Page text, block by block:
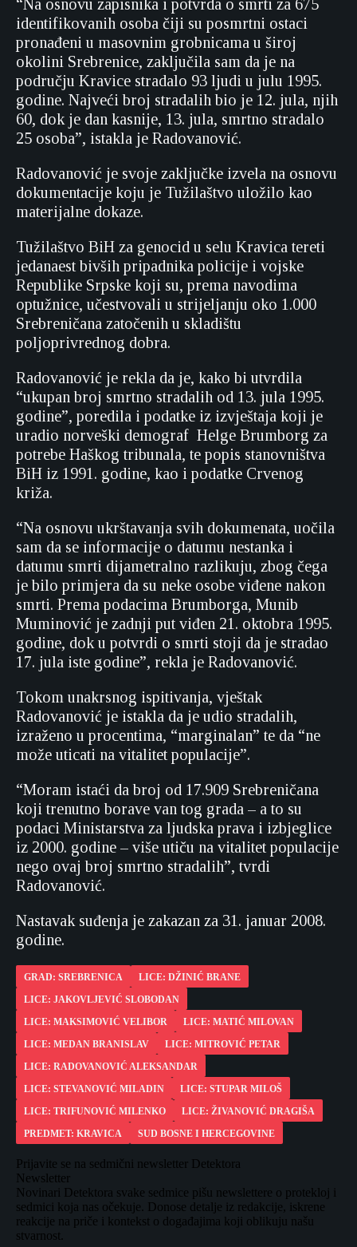
“Na osnovu zapisnika i potvrda o smrti za 675
identifikovanih osoba čiji su posmrtni ostaci
pronađeni u masovnim grobnicama u široj
okolini Srebrenice, zaključila sam da je na
području Kravice stradalo 93 ljudi u julu 1995.
godine. Najveći broj stradalih bio je 12. jula, njih
60, dok je dan kasnije, 13. jula, smrtno stradalo
25 osoba”, istakla je Radovanović.
Radovanović je svoje zaključke izvela na osnovu
dokumentacije koju je Tužilaštvo uložilo kao
materijalne dokaze.
Tužilaštvo BiH za genocid u selu Kravica tereti
jedanaest bivših pripadnika policije i vojske
Republike Srpske koji su, prema navodima
optužnice, učestvovali u strijeljanju oko 1.000
Srebreničana zatočenih u skladištu
poljoprivrednog dobra.
Radovanović je rekla da je, kako bi utvrdila
“ukupan broj smrtno stradalih od 13. jula 1995.
godine”, poredila i podatke iz izvještaja koji je
uradio norveški demograf Helge Brumborg za
potrebe Haškog tribunala, te popis stanovništva
BiH iz 1991. godine, kao i podatke Crvenog
križa.
“Na osnovu ukrštavanja svih dokumenata, uočila
sam da se informacije o datumu nestanka i
datumu smrti dijametralno razlikuju, zbog čega
je bilo primjera da su neke osobe viđene nakon
smrti. Prema podacima Brumborga, Munib
Muminović je zadnji put viđen 21. oktobra 1995.
godine, dok u potvrdi o smrti stoji da je stradao
17. jula iste godine”, rekla je Radovanović.
Tokom unakrsnog ispitivanja, vještak
Radovanović je istakla da je udio stradalih,
izraženo u procentima, “marginalan” te da “ne
može uticati na vitalitet populacije”.
“Moram istaći da broj od 17.909 Srebreničana
koji trenutno borave van tog grada – a to su
podaci Ministarstva za ljudska prava i izbjeglice
iz 2000. godine – više utiču na vitalitet populacije
nego ovaj broj smrtno stradalih”, tvrdi
Radovanović.
Nastavak suđenja je zakazan za 31. januar 2008.
godine.
GRAD: SREBRENICA
LICE: DŽINIĆ BRANE
LICE: JAKOVLJEVIĆ SLOBODAN
LICE: MAKSIMOVIĆ VELIBOR
LICE: MATIĆ MILOVAN
LICE: MEDAN BRANISLAV
LICE: MITROVIĆ PETAR
LICE: RADOVANOVIĆ ALEKSANDAR
LICE: STEVANOVIĆ MILADIN
LICE: STUPAR MILOŠ
LICE: TRIFUNOVIĆ MILENKO
LICE: ŽIVANOVIĆ DRAGIŠA
PREDMET: KRAVICA
SUD BOSNE I HERCEGOVINE
Prijavite se na sedmični newsletter Detektora
Newsletter
Novinari Detektora svake sedmice pišu newslettere o protekloj i
sedmici koja nas očekuje. Donose detalje iz redakcije, iskrene
reakcije na priče i kontekst o događajima koji oblikuju našu
stvarnost.